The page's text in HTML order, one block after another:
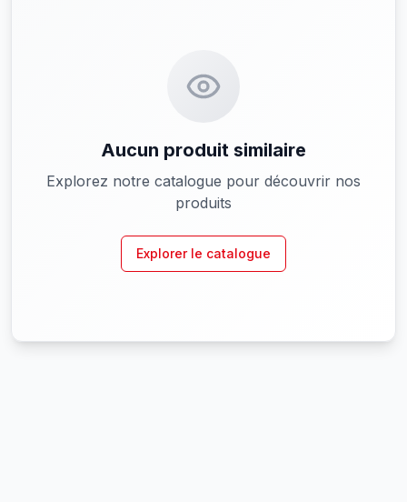
Aucun produit similaire
Explorez notre catalogue pour découvrir nos
produits
Explorer le catalogue